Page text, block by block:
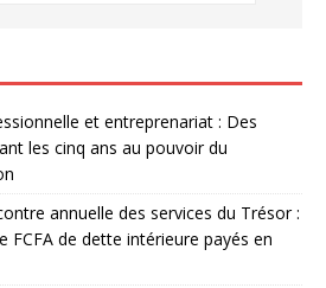
et entreprenariat : Des
les cinq ans au pouvoir du
annuelle des services du Trésor :
FCFA de dette intérieure payés en